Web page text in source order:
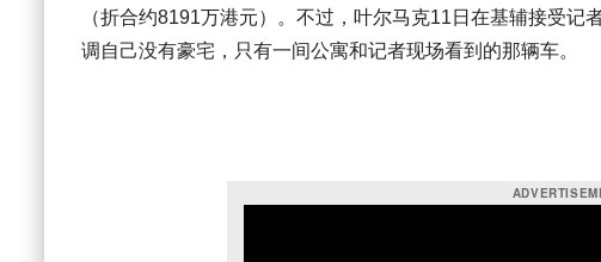
（折合约8191万港元）。不过，叶尔马克11日在基辅接受
调自己没有豪宅，只有一间公寓和记者现场看到的那辆车。